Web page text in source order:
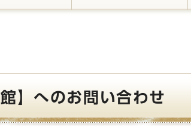
】へのお問い合わせ